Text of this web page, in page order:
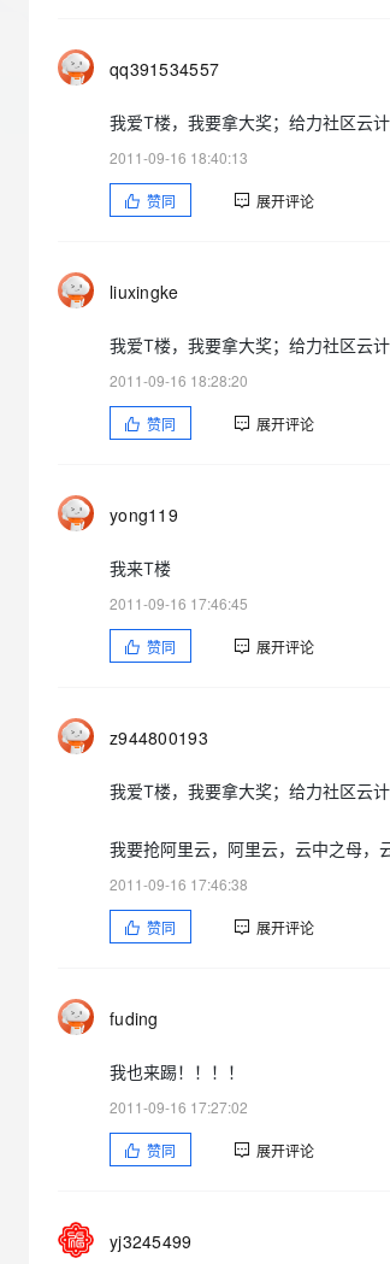
楼层尾数为16的楼层中（16、116、216
礼券有什么用？礼券可以直接购买、续费云
qq391534557
我爱T楼，我要拿大奖；给力社区云计
2011-09-16 18:40:13
赞同 展开评论
liuxingke
我爱T楼，我要拿大奖；给力社区云计
2011-09-16 18:28:20
赞同 展开评论
yong119
我来T楼
2011-09-16 17:46:45
赞同 展开评论
z944800193
我爱T楼，我要拿大奖；给力社区云计
我要抢阿里云，阿里云，云中之母，
2011-09-16 17:46:38
赞同 展开评论
fuding
我也来踢！！！！
2011-09-16 17:27:02
赞同 展开评论
yj3245499
Serverless
开发工具
迁移与运维管理